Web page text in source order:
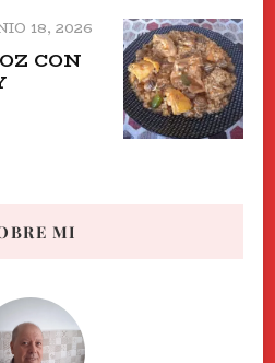
18, 2026
CON
MI